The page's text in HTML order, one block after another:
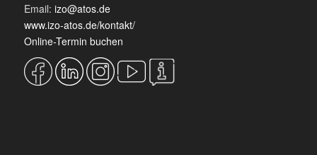
Email: izo@atos.de
www.izo-atos.de/kontakt/
Online-Termin buchen